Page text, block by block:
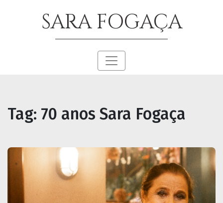
SARA FOGAÇA
Tag: 70 anos Sara Fogaça